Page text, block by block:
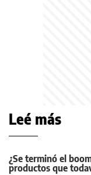
Leé más
¿Se terminó el
productos que